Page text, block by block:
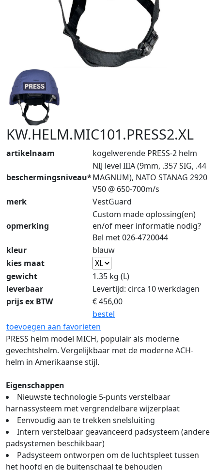
KW.HELM.MIC101.PRESS2.XL
artikelnaam kogelwerende PRESS-2 helm
beschermingsniveau*
NIJ level IIIA (9mm, .357 SIG, .44
MAGNUM), NATO STANAG 2920
V50 @ 650-700m/s
merk
VestGuard
opmerking
Custom made oplossing(en)
en/of meer informatie nodig?
Bel met 026-4720044
kleur
blauw
kies maat
gewicht
1.35 kg (L)
leverbaar
Levertijd: circa 10 werkdagen
prijs ex BTW
€456,00
bestel
toevoegen aan favorieten
PRESS helm model MICH, populair als moderne
gevechtshelm. Vergelijkbaar met de moderne ACH-
helm in Amerikaanse stijl.
Eigenschappen
Nieuwste technologie 5-punts verstelbaar
harnassysteem met vergrendelbare wijzerplaat
Eenvoudig aan te trekken snelsluiting
Intern verstelbaar geavanceerd padsysteem (andere
padsystemen beschikbaar)
Padsysteem ontworpen om de luchtspleet tussen
het hoofd en de buitenschaal te behouden